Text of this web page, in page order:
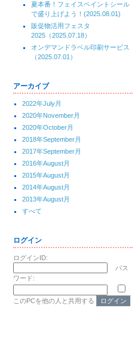
夏本番！フェイスペイントシール
で盛り上げよう！(2025.08.01)
販促物活用フェスタ
2025（2025.07.18）
オンデマンドラベル印刷サービス
（2025.07.01）
アーカイブ
2022年July月
2020年November月
2020年October月
2018年September月
2017年September月
2016年August月
2015年August月
2014年August月
2013年August月
すべて
ログイン
ログインID:
パス
ワード:
このPCを他の人と共用する